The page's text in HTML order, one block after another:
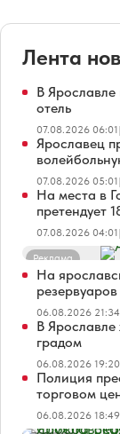
Лента
В
отель
07.08.2026 06:01|
Ярославец
07.08.2026 05:01|
На места в
претендует
07.08.2026 04:01|
Реклама
На
резервуаров
06.08.2026 21:34
В
градом
06.08.2026 19:20
Полиция
торговом
06.08.2026 18:49